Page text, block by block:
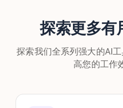
探索更多有
探索我们全系列强大的AI
高您的工作